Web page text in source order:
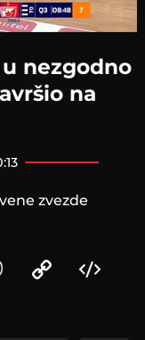
nezgodno
na
zvezde